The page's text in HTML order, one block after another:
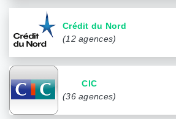
Crédit du Nord
(12 agences)
CIC
(36 agences)